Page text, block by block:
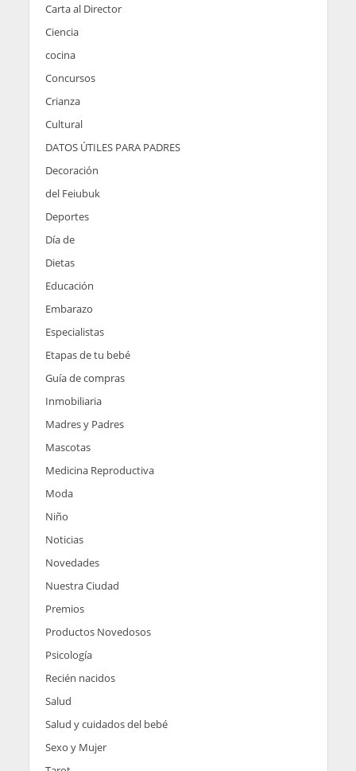
Carta al Director
Ciencia
cocina
Concursos
Crianza
Cultural
DATOS ÚTILES PARA PADRES
Decoración
del Feiubuk
Deportes
Día de
Dietas
Educación
Embarazo
Especialistas
Etapas de tu bebé
Guía de compras
Inmobiliaria
Madres y Padres
Mascotas
Medicina Reproductiva
Moda
Niño
Noticias
Novedades
Nuestra Ciudad
Premios
Productos Novedosos
Psicología
Recién nacidos
Salud
Salud y cuidados del bebé
Sexo y Mujer